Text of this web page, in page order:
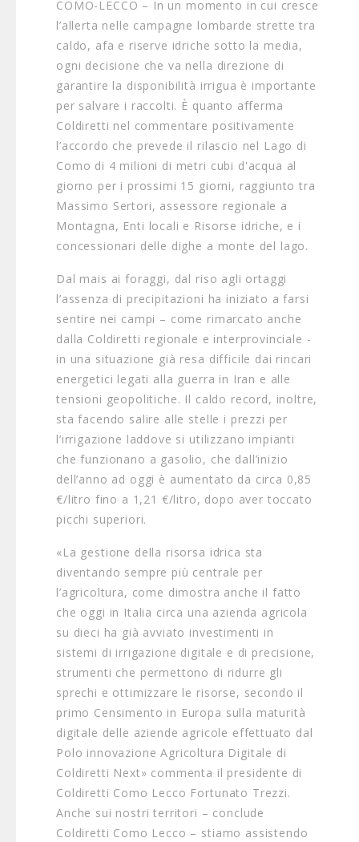
COMO-LECCO – In un momento in cui cresce
l’allerta nelle campagne lombarde strette tra
caldo, afa e riserve idriche sotto la media,
ogni decisione che va nella direzione di
garantire la disponibilità irrigua è importante
per salvare i raccolti. È quanto afferma
Coldiretti nel commentare positivamente
l’accordo che prevede il rilascio nel Lago di
Como di 4 milioni di metri cubi d'acqua al
giorno per i prossimi 15 giorni, raggiunto tra
Massimo Sertori, assessore regionale a
Montagna, Enti locali e Risorse idriche, e i
concessionari delle dighe a monte del lago.
Dal mais ai foraggi, dal riso agli ortaggi
l’assenza di precipitazioni ha iniziato a farsi
sentire nei campi – come rimarcato anche
dalla Coldiretti regionale e interprovinciale -
in una situazione già resa difficile dai rincari
energetici legati alla guerra in Iran e alle
tensioni geopolitiche. Il caldo record, inoltre,
sta facendo salire alle stelle i prezzi per
l’irrigazione laddove si utilizzano impianti
che funzionano a gasolio, che dall’inizio
dell’anno ad oggi è aumentato da circa 0,85
€/litro fino a 1,21 €/litro, dopo aver toccato
picchi superiori.
«La gestione della risorsa idrica sta
diventando sempre più centrale per
l’agricoltura, come dimostra anche il fatto
che oggi in Italia circa una azienda agricola
su dieci ha già avviato investimenti in
sistemi di irrigazione digitale e di precisione,
strumenti che permettono di ridurre gli
sprechi e ottimizzare le risorse, secondo il
primo Censimento in Europa sulla maturità
digitale delle aziende agricole effettuato dal
Polo innovazione Agricoltura Digitale di
Coldiretti Next» commenta il presidente di
Coldiretti Como Lecco Fortunato Trezzi.
Anche sui nostri territori – conclude
Coldiretti Como Lecco – stiamo assistendo